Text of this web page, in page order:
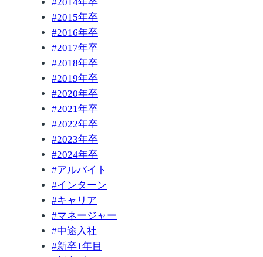
#2015年卒
#2016年卒
#2017年卒
#2018年卒
#2019年卒
#2020年卒
#2021年卒
#2022年卒
#2023年卒
#2024年卒
#アルバイト
#インターン
#キャリア
#マネージャー
#中途入社
#新卒1年目